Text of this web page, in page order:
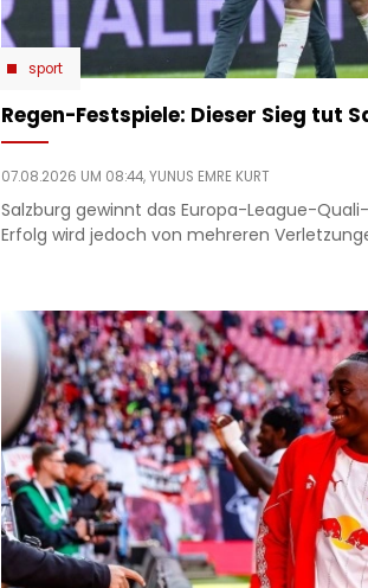
sport
Regen-Festspiele: Dieser Sieg tut
07.08.2026 UM 08:44,YUNUS EMRE KURT
Salzburg gewinnt das Europa-League-
Erfolg wird jedoch von mehreren